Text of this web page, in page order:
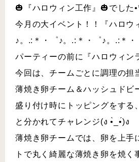
🎃『ハロウィン工作』🎃でした
今月の大イベント！！『ハロウ
♪。.:＊・゜♪。.:＊・゜♪。.:＊・
パーティーの前に『ハロウィン
今回は、チームごとに調理の担
薄焼き卵チーム＆ハッシュドビ
盛り付け時にトッピングをする
と分かれてチャレンジ(ง •̀_•́)ง
薄焼き卵チームでは、卵を上手
トで丸く綺麗な薄焼き卵を焼く